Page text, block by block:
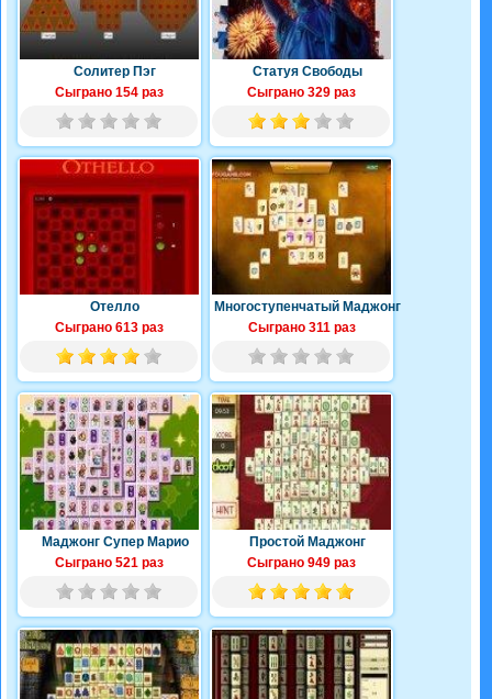
Солитер Пэг
Сыграно 154 раз
Статуя Свободы
Сыграно 329 раз
Отелло
Сыграно 613 раз
Многоступенчатый Маджонг
Сыграно 311 раз
Маджонг Супер Марио
Сыграно 521 раз
Простой Маджонг
Сыграно 949 раз